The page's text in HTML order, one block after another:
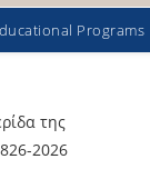
Programs